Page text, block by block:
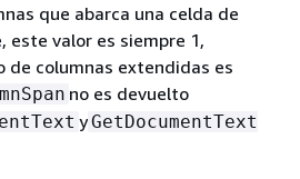
que abarca una celda de
este valor es siempre 1,
de columnas extendidas es
no es devuelto
yGetDocumentText